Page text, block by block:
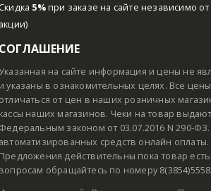
Скидка 5%при заказе на сайте независимо
акции)
СОГЛАШЕНИЕ
Указанная на сайте информация и цены не
и указаны в ознакомительных целях. Все
отличаться от цен в наших розничных
кассы наших магазинов. Чеки на товар
Федеральным законом от 03.07.2016 N 290-
автоматизированных средств онлайн
Предложения действительны пока товар
вопросам обращайтесь по номеру